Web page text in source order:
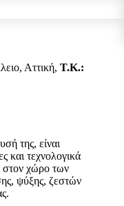
Αττική, Τ.Κ.:
της, είναι
και τεχνολογικά
στον χώρο των
ψύξης, ζεστών